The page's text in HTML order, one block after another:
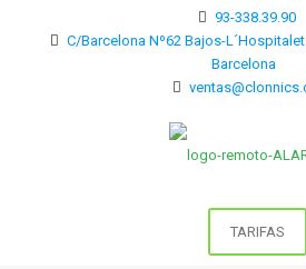
93-338.39.90
C/Barcelona Nº62 Bajos-
Barcelona
TARIFAS